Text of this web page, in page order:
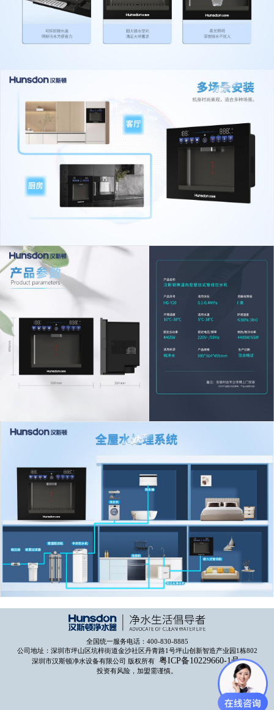
全国统一服务电话：400-830-8885
公司地址：深圳市坪山区坑梓街道金沙社区丹青路1号坪山创新智造产业园1栋802
深圳市汉斯顿净水设备有限公司 版权所有 粤ICP备10229660-1号
投资有风险，加盟需谨慎。